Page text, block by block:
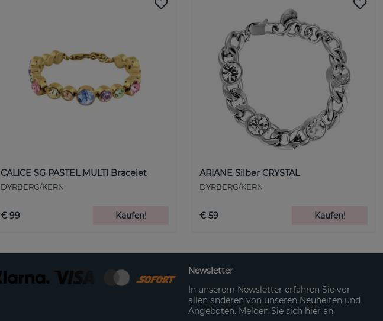
CALICE SG PASTEL MULTI Bracelet
DYRBERG/KERN
€ 99 Kaufen!
ARIANE Silber CRYSTAL
DYRBERG/KERN
€ 59 Kaufen!
Newsletter
In unserem Newsletter erfahren Sie vor
allen anderen von unseren Neuheiten und
Angeboten. Melden Sie sich hier an.